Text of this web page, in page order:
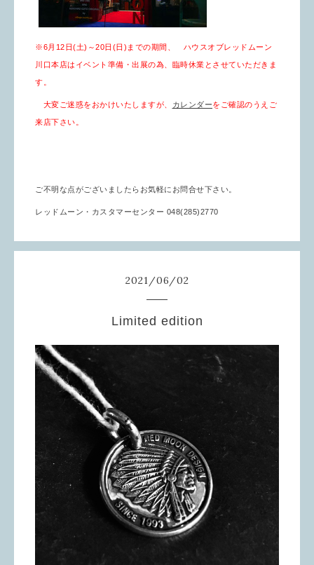
※6月12日(土)～20日(日)までの期間、 ハウスオブレッドムーン
川口本店はイベント準備・出展の為、臨時休業とさせていただきま
す。
大変ご迷惑をおかけいたしますが、 カレンダーをご確認のうえご
来店下さい。
ご不明な点がございましたらお気軽にお問合せ下さい。
レッドムーン・カスタマーセンター 048(285)2770
2021/06/02
Limited edition